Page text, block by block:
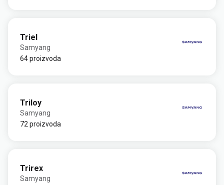
Triel
Samyang
64 proizvoda
Triloy
Samyang
72 proizvoda
Trirex
Samyang